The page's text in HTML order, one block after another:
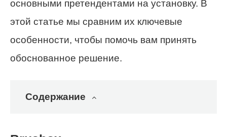
основными претендентами на установку. В
этой статье мы сравним их ключевые
особенности, чтобы помочь вам принять
обоснованное решение.
Содержание